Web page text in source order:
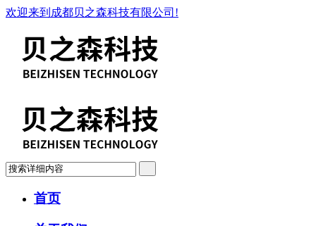
欢迎来到成都贝之森科技有限公司!
首页